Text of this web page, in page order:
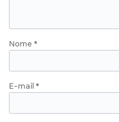
Nome *
E-mail *